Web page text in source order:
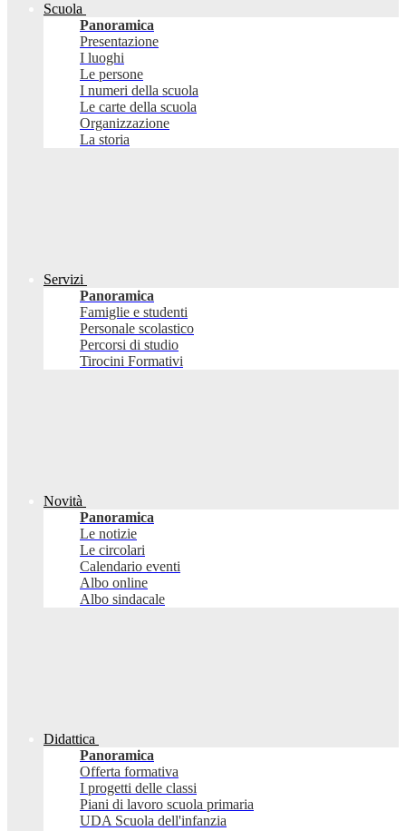
Scuola
Panoramica
Presentazione
I luoghi
Le persone
I numeri della scuola
Le carte della scuola
Organizzazione
La storia
Servizi
Panoramica
Famiglie e studenti
Personale scolastico
Percorsi di studio
Tirocini Formativi
Novità
Panoramica
Le notizie
Le circolari
Calendario eventi
Albo online
Albo sindacale
Didattica
Panoramica
Offerta formativa
I progetti delle classi
Piani di lavoro scuola primaria
UDA Scuola dell'infanzia